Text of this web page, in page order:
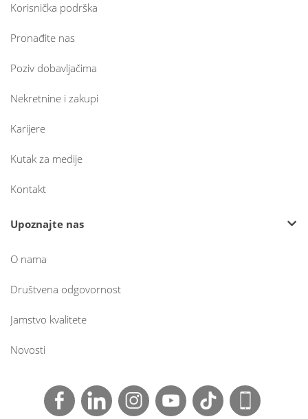
Korisnička podrška
Pronađite nas
Poziv dobavljačima
Nekretnine i zakupi
Karijere
Kutak za medije
Kontakt
Upoznajte nas
O nama
Društvena odgovornost
Jamstvo kvalitete
Novosti